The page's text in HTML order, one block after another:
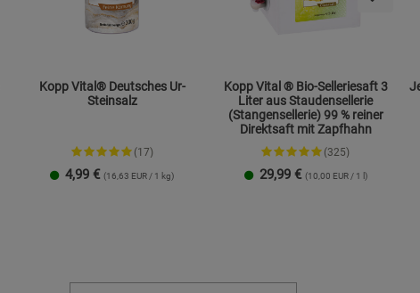
Kopp Vital® Deutsches Ur-
Steinsalz
(17)
4,99 € (16,63 EUR / 1 kg)
Kopp Vital ® Bio-Selleriesaft 3
Liter aus Staudensellerie
(Stangensellerie) 99 % reiner
Direktsaft mit Zapfhahn
(325)
29,99 € (10,00 EUR / 1 l)